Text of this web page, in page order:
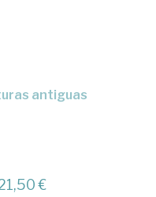
antiguas
€